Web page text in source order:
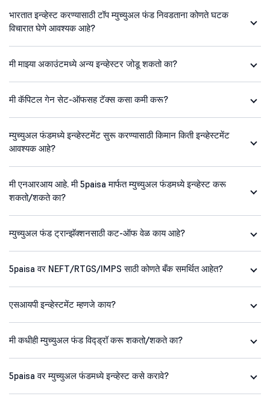
भारतात इन्व्हेस्ट करण्यासाठी टॉप म्युच्युअल फंड निवडताना कोणते घटक
विचारात घेणे आवश्यक आहे?
मी माझ्या अकाउंटमध्ये अन्य इन्व्हेस्टर जोडू शकतो का?
मी कॅपिटल गेन सेट-ऑफसह टॅक्स कसा कमी करू?
म्युच्युअल फंडमध्ये इन्व्हेस्टमेंट सुरू करण्यासाठी किमान किती इन्व्हेस्टमेंट
आवश्यक आहे?
मी एनआरआय आहे. मी 5paisa मार्फत म्युच्युअल फंडमध्ये इन्व्हेस्ट करू
शकतो/शकते का?
म्युच्युअल फंड ट्रान्झॅक्शनसाठी कट-ऑफ वेळ काय आहे?
5paisa वर NEFT/RTGS/IMPS साठी कोणते बँक समर्थित आहेत?
एसआयपी इन्व्हेस्टमेंट म्हणजे काय?
मी कधीही म्युच्युअल फंड विद्ड्रॉ करू शकतो/शकते का?
5paisa वर म्युच्युअल फंडमध्ये इन्व्हेस्ट कसे करावे?